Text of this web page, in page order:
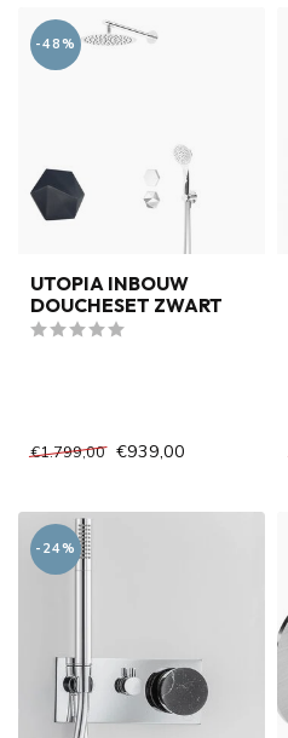
-48%
UTOPIA INBOUW
DOUCHESET ZWART
€1.799,00 €939,00
-24%